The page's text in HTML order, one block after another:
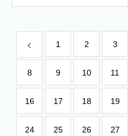
1 2 3
8 9 10 11
16 17 18 19
24 25 26 27